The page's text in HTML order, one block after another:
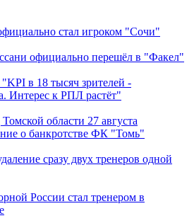
стал игроком "Сочи"
официально перешёл в "Факел"
в 18 тысяч зрителей -
Интерес к РПЛ растёт"
области 27 августа
о банкротстве ФК "Томь"
сразу двух тренеров одной
России стал тренером в